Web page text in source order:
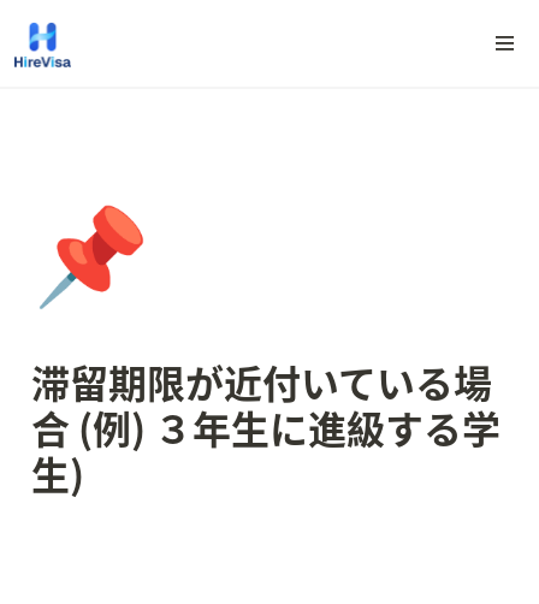
📌
滞留期限が近付いている場
合 (例) ３年生に進級する学
生)